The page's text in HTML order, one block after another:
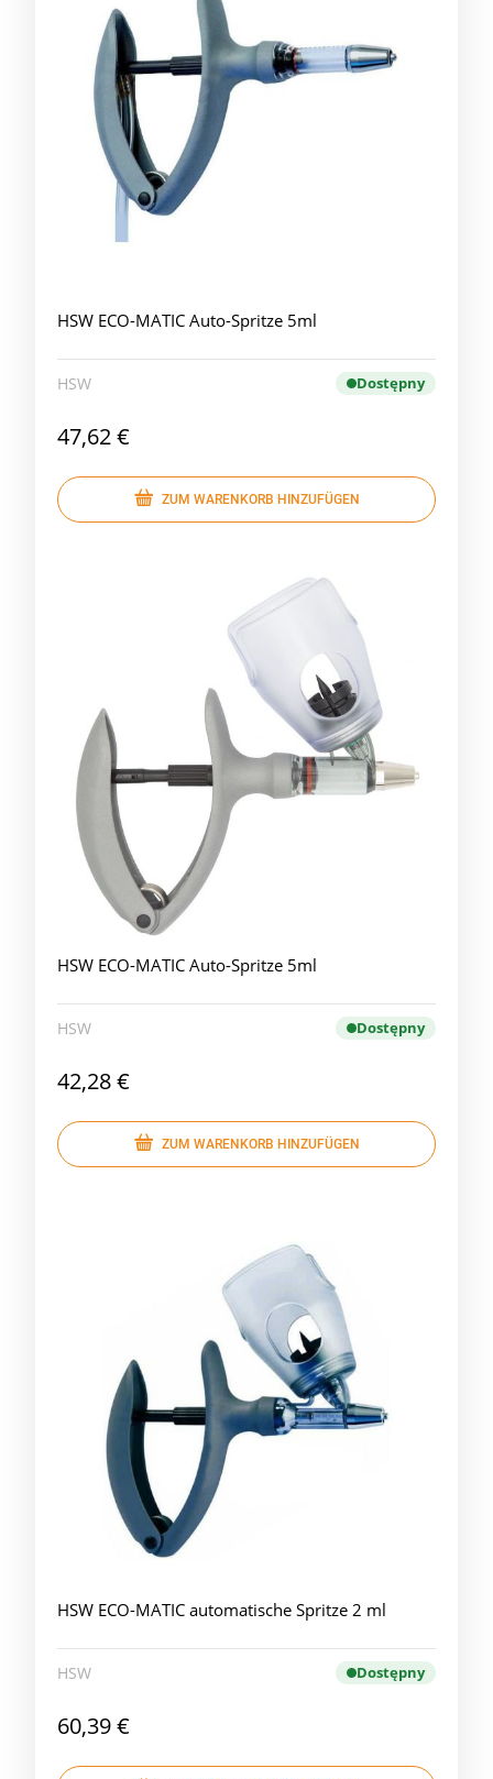
HSW ECO-MATIC Auto-Spritze 5ml
HSW Dostępny
47,62 €
ZUM WARENKORB HINZUFÜGEN
HSW ECO-MATIC Auto-Spritze 5ml
HSW Dostępny
42,28 €
ZUM WARENKORB HINZUFÜGEN
HSW ECO-MATIC automatische Spritze 2 ml
HSW Dostępny
60,39 €